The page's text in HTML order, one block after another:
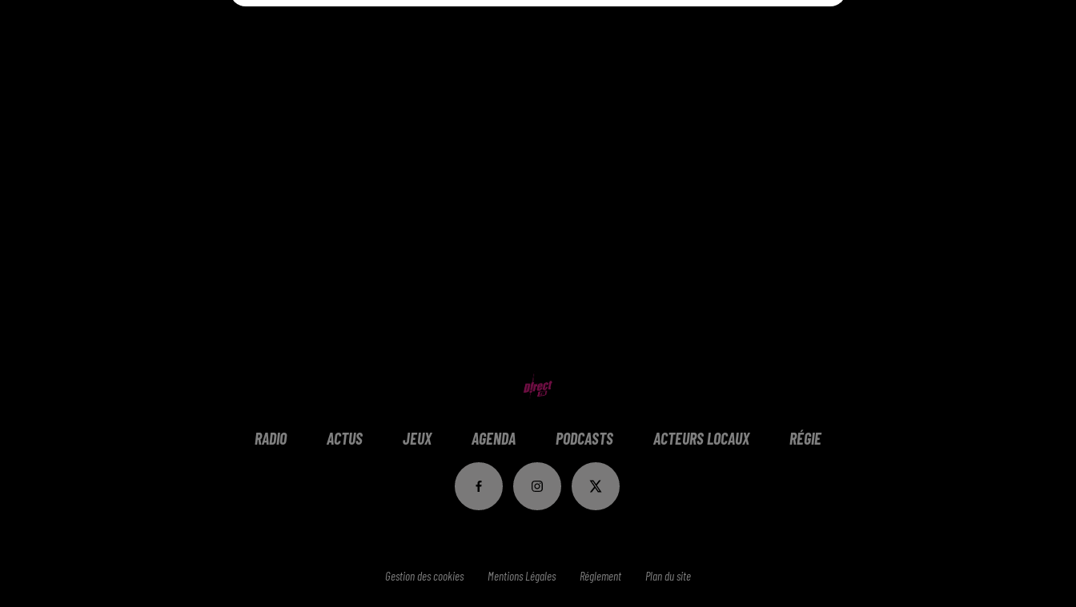
RADIO ACTUS JEUX AGENDA PODCASTS ACTEURS LOCAUX RÉGIE
Gestion des cookies Mentions Légales Réglement Plan du site